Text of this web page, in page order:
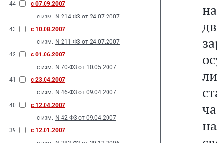
44
с 07.09.2007
с изм. N 214-Ф3 от 24.07.2007
43
с 10.08.2007
с изм. N 211-Ф3 от 24.07.2007
42
с 01.06.2007
с изм. N 70-Ф3 от 10.05.2007
41
с 23.04.2007
с изм. N 46-Ф3 от 09.04.2007
40
с 12.04.2007
с изм. N 42-Ф3 от 09.04.2007
39
с 12.01.2007